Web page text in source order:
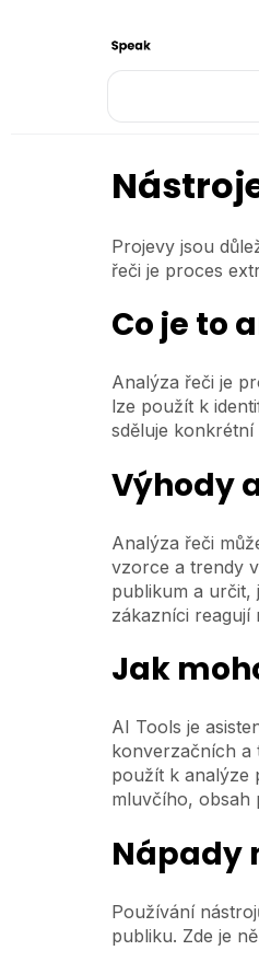
Projevy jsou
řeči je proces
Co je to
Analýza řeči je
lze použít k
sděluje konkrétní
Výhody
Analýza řeči
vzorce a trendy
publikum a určit,
zákazníci reagují
Jak
AI Tools je
konverzačních a
použít k analýze
mluvčího, obsah
Nápady
Používání
publiku. Zde je